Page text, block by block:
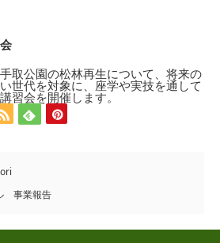
取公園の松林再生について、将来の
世代を対象に、座学や実技を通して
習会を開催します。
事業報告